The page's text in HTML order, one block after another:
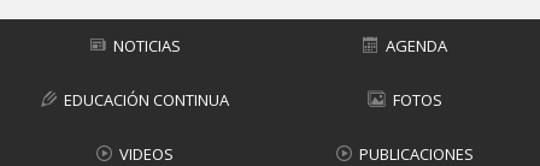
NOTICIAS AGENDA
EDUCACIÓN CONTINUA FOTOS
VIDEOS PUBLICACIONES